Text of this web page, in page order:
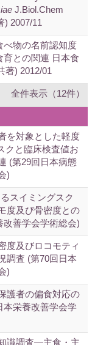
J.Biol.Chem
) 2007/11
べ物の名前認知度
育との関連 日本食
著) 2012/01
全件表示（12件）
を対象とした軽度
クと臨床検査値お
(第29回日本病態
)
スイミングスク
度及び骨密度との
改善学会学術総会)
度及びロコモティ
調査 (第70回日本
)
護者の偏食対応の
栄養改善学会学
識調査―主食・主